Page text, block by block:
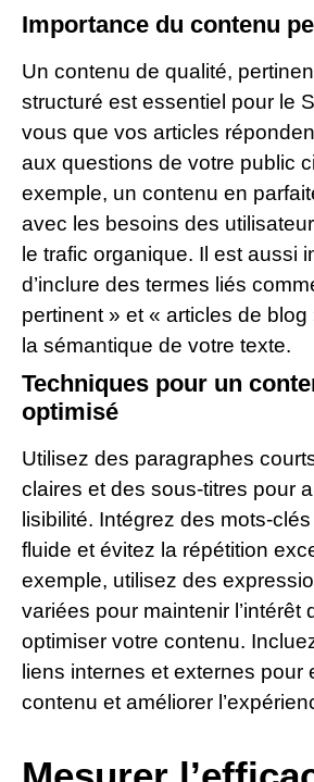
Importance du contenu
Un contenu de qualité,
structuré est essentiel pour le
vous que vos articles
aux questions de votre public
exemple, un contenu en
avec les besoins des
le trafic organique. Il est aussi
d’inclure des termes liés
pertinent » et « articles de
la sémantique de votre texte.
Techniques pour un
optimisé
Utilisez des paragraphes
claires et des sous-titres pour
lisibilité. Intégrez des mots-
fluide et évitez la répétition
exemple, utilisez des
variées pour maintenir l’intérêt
optimiser votre contenu.
liens internes et externes pour
contenu et améliorer